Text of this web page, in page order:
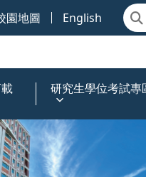
園地圖 English
研究生學位考試專